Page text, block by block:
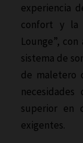
experiencia
confort y la
Lounge”,
sistema de
de maletero
superior en
exigentes.